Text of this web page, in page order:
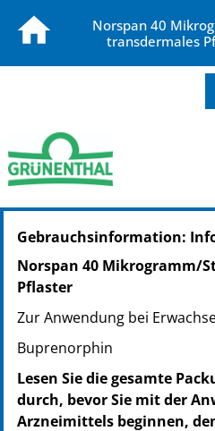
Norspan 40
transdermales
PZN: 11525504
PPN: 111152550409
NTIN: 04150115255041
PZN: 11525510
NTIN: 04150115255102
PZN: 11525527
PPN: 111152552762
NTIN: 04150115255270
Gebrauchsinformation:
Norspan 40 Mikrogramm/
Pflaster
Zur Anwendung bei
Buprenorphin
Lesen Sie die gesamte
durch, bevor Sie mit der
Arzneimittels beginnen,